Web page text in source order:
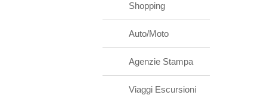
Shopping
Auto/Moto
Agenzie Stampa
Viaggi Escursioni